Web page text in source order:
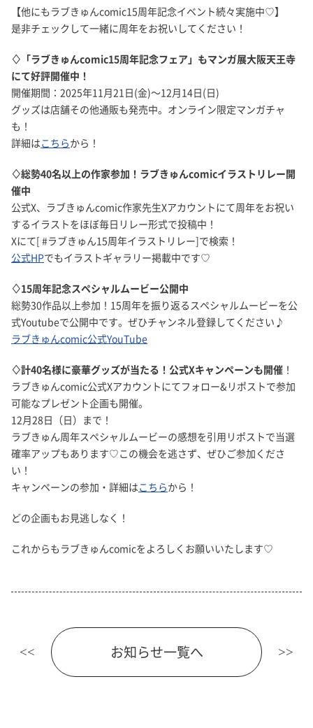
【他にもラブきゅんcomic15周年記念イベント続々実施中♡】
是非チェックして一緒に周年をお祝いしてください！
♢「ラブきゅんcomic15周年記念フェア」もマンガ展大阪天王寺
にて好評開催中！
開催期間：2025年11月21日(金)～12月14日(日)
グッズは店舗その他通販も発売中。オンライン限定マンガチャ
も！
詳細はこちらから！
♢総勢40名以上の作家参加！ラブきゅんcomicイラストリレー開
催中
公式X、ラブきゅんcomic作家先生Xアカウントにて周年をお祝い
するイラストをほぼ毎日リレー形式で投稿中！
Xにて[ #ラブきゅん15周年イラストリレー]で検索！
公式HPでもイラストギャラリー掲載中です♡
♢15周年記念スペシャルムービー公開中
総勢30作品以上参加！15周年を振り返るスペシャルムービーを公
式Youtubeで公開中です。ぜひチャンネル登録してください♪
ラブきゅんcomic公式YouTube
♢計40名様に豪華グッズが当たる！公式Xキャンペーンも開催 ！
ラブきゅんcomic公式Xアカウントにてフォロー&リポストで参加
可能なプレゼント企画も開催。
12月28日（日）まで！
ラブきゅん周年スペシャルムービーの感想を引用リポストで当選
確率アップもあります♡この機会を逃さず、ぜひご参加くださ
い！
キャンペーンの参加・詳細はこちらから！
どの企画もお見逃しなく！
これからもラブきゅんcomicをよろしくお願いいたします♡
<< お知らせ一覧へ >>